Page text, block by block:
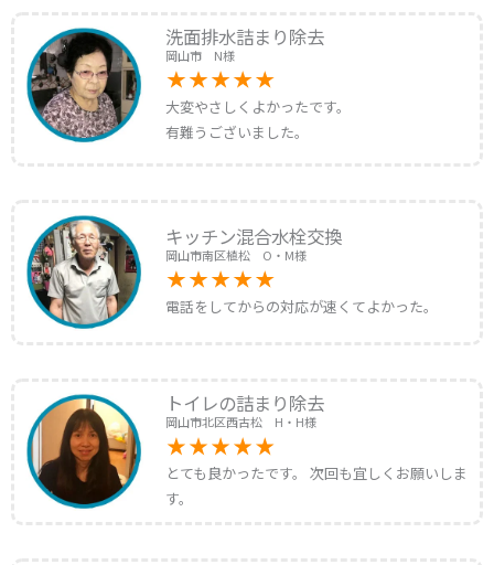
洗面排水詰まり除去
岡山市 N様
大変やさしくよかったです。
有難うございました。
キッチン混合水栓交換
岡山市南区植松 O・M様
電話をしてからの対応が速くてよかった。
トイレの詰まり除去
岡山市北区西古松 H・H様
とても良かったです。 次回も宜しくお願いしま
す。